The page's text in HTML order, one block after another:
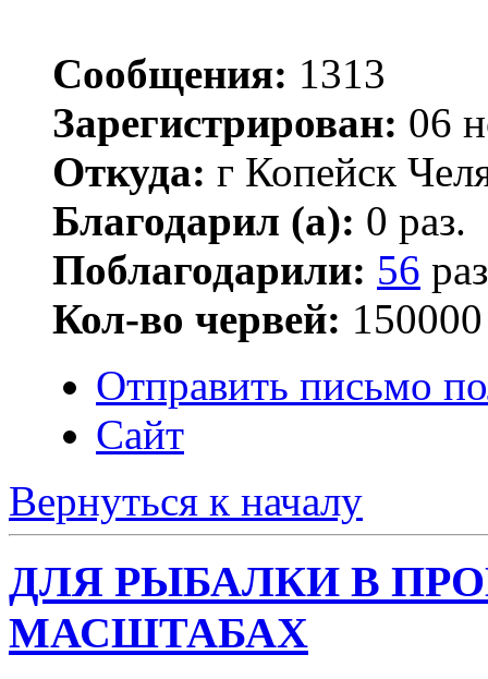
Сообщения: 1313
Зарегистрирован: 06
Откуда: г Копейск
Благодарил (а): 0 раз.
Поблагодарили: 56
Кол-во червей: 150000
Отправить письмо
Сайт
Вернуться к началу
ДЛЯ РЫБАЛКИ В
МАСШТАБАХ